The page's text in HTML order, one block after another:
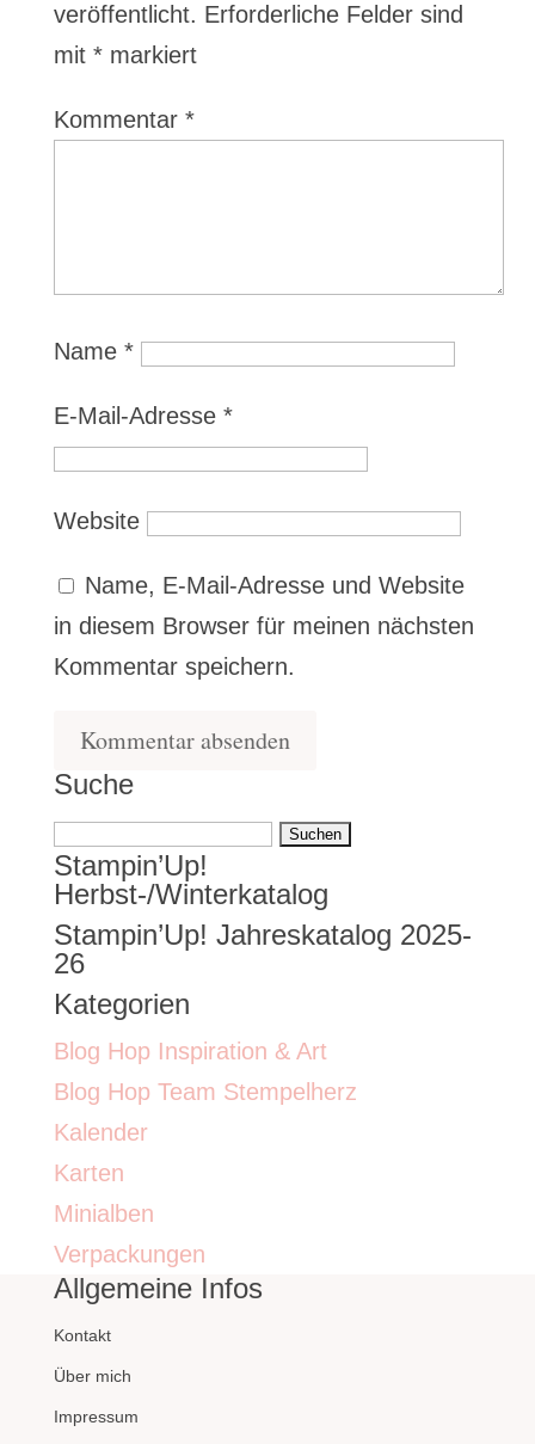
veröffentlicht. Erforderliche Felder sind
mit *markiert
Kommentar *
Name *
E-Mail-Adresse *
Website
Name, E-Mail-Adresse und Website
in diesem Browser für meinen nächsten
Kommentar speichern.
Suche
Suchen
nach:
Stampin’Up!
Herbst-/Winterkatalog
Stampin’Up! Jahreskatalog 2025-
26
Kategorien
Blog Hop Inspiration & Art
Blog Hop Team Stempelherz
Kalender
Karten
Minialben
Verpackungen
Allgemeine Infos
Kontakt
Über mich
Impressum